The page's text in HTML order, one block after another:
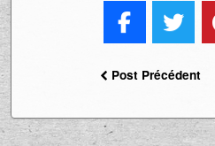
Post Précédent